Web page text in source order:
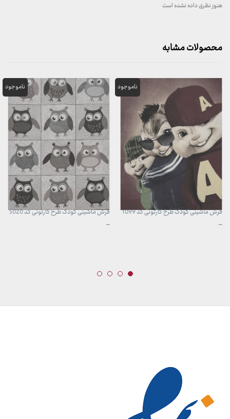
هنوز نظری داده نشده است
محصولات مشابه
فرش ماشینی کودک طرح کارتونی کد 1099
–محدوده
فرش ماشینی کودک طرح کارتونی کد 5020
–محدوده